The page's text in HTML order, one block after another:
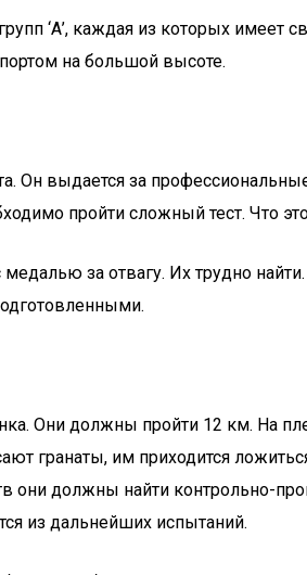
‘А’, каждая из которых
на большой высоте.
Он выдается за
пройти сложный тест. Что
за отвагу. Их трудно
Они должны пройти 12 км. На
гранаты, им приходится
они должны найти контрольно-
из дальнейших испытаний.